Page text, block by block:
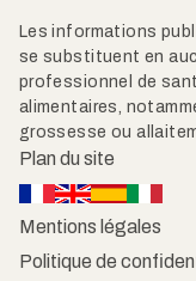
Les informations
se substituent en
professionnel de
alimentaires,
grossesse ou
Plan du site
Mentions légales
Politique de